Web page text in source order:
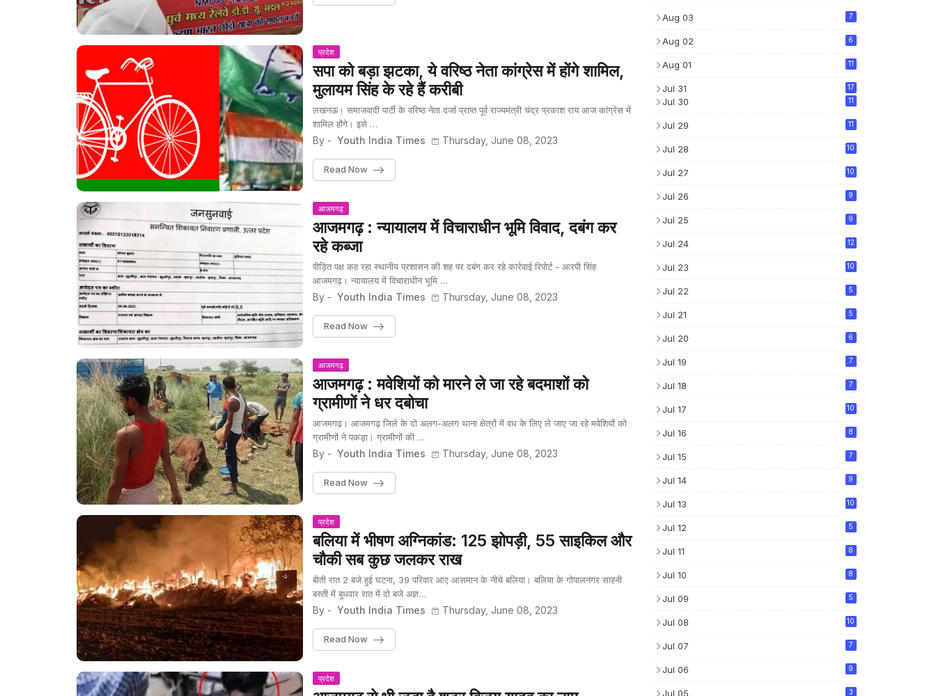
प्रदेश
सपा को बड़ा झटका, ये वरिष्ठ नेता कांग्रेस में होंगे शामिल,
मुलायम सिंह के रहे हैं करीबी
लखनऊ। समाजवादी पार्टी के वरिष्ठ नेता दर्जा प्राप्त पूर्व राज्यमंत्री चंद्र प्रकाश राय आज कांग्रेस में
शामिल होंगे। इसे …
By - Youth India Times Thursday, June 08, 2023
Read Now
आजमगढ़
आजमगढ़ : न्यायालय में विचाराधीन भूमि विवाद, दबंग कर
रहे कब्जा
पीड़ित पक्ष कह रहा स्थानीय प्रशासन की शह पर दबंग कर रहे कार्रवाई रिपोर्ट - आरपी सिंह
आजमगढ़। न्यायालय में विचाराधीन भूमि …
By - Youth India Times Thursday, June 08, 2023
Read Now
आजमगढ़
आजमगढ़ : मवेशियों को मारने ले जा रहे बदमाशों को
ग्रामीणों ने धर दबोचा
आजमगढ़। आजमगढ़ जिले के दो अलग-अलग थाना क्षेत्रों में वध के लिए ले जाए जा रहे मवेशियों को
ग्रामीणों ने पकड़ा। ग्रामीणों की …
By - Youth India Times Thursday, June 08, 2023
Read Now
प्रदेश
बलिया में भीषण अग्निकांड: 125 झोपड़ी, 55 साइकिल और
चौकी सब कुछ जलकर राख
बीती रात 2 बजे हुई घटना, 39 परिवार आए आसमान के नीचे बलिया। बलिया के गोपालनगर साहनी
बस्ती में बुधवार रात में दो बजे अज्ञ…
By - Youth India Times Thursday, June 08, 2023
Read Now
प्रदेश
Aug 03 7
Aug 02 6
Aug 01 11
Jul 31 17
Jul 30 11
Jul 29 11
Jul 28 10
Jul 27 10
Jul 26 9
Jul 25 9
Jul 24 12
Jul 23 10
Jul 22 5
Jul 21 5
Jul 20 6
Jul 19 7
Jul 18 7
Jul 17 10
Jul 16 8
Jul 15 7
Jul 14 9
Jul 13 10
Jul 12 5
Jul 11 8
Jul 10 8
Jul 09 5
Jul 08 10
Jul 07 7
Jul 06 9
Jul 05 3